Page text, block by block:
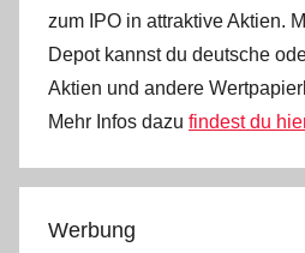
zum IPO in attraktive Aktien.
Depot kannst du deutsche
Aktien und andere
Mehr Infos dazu findest du
Werbung